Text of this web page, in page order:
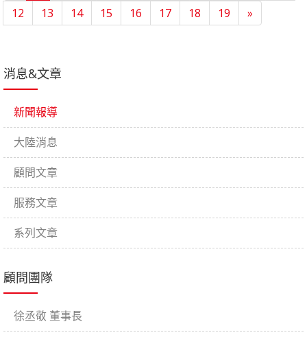
12
13 14 15 16 17 18 19 »
消息&文章
新聞報導
大陸消息
顧問文章
服務文章
系列文章
顧問團隊
徐丞敬 董事長